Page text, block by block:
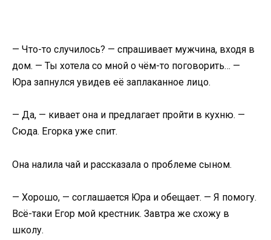
— Что-то случилось? — спрашивает мужчина, входя в
дом. — Ты хотела со мной о чём-то поговорить… —
Юра запнулся увидев её заплаканное лицо.
— Да, — кивает она и предлагает пройти в кухню. —
Сюда. Егорка уже спит.
Она налила чай и рассказала о проблеме сыном.
— Хорошо, — соглашается Юра и обещает. — Я помогу.
Всё-таки Егор мой крестник. Завтра же схожу в
школу.